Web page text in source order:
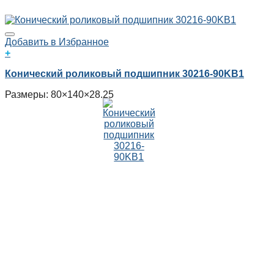
Добавить в Избранное
+
Конический роликовый подшипник 30216-90KB1
Размеры: 80×140×28.25